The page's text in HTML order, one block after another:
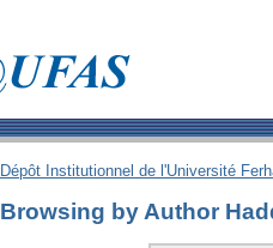
Dépôt Institutionnel de l'Université
Browsing by Author